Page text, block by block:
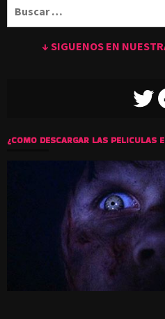
↓ SIGUENOS EN
¿COMO DESCARGAR LAS PELICULAS